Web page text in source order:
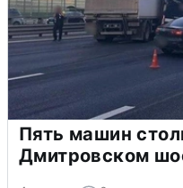
Пять машин
Дмитровском